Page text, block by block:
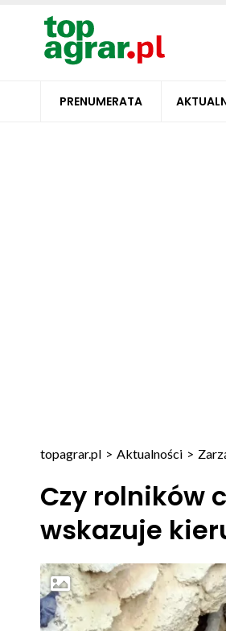
PRENUMERATA
topagrar.pl > Aktualności >
Czy rolników
wskazuje